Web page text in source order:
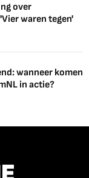
over
waren tegen'
wanneer komen
in actie?